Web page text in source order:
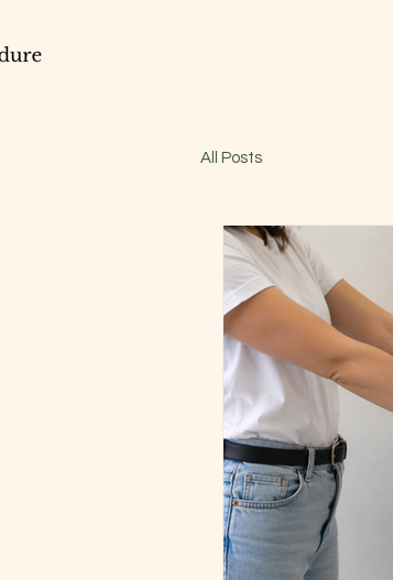
All Posts